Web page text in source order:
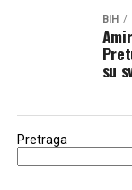
BIH
su
Pretraga